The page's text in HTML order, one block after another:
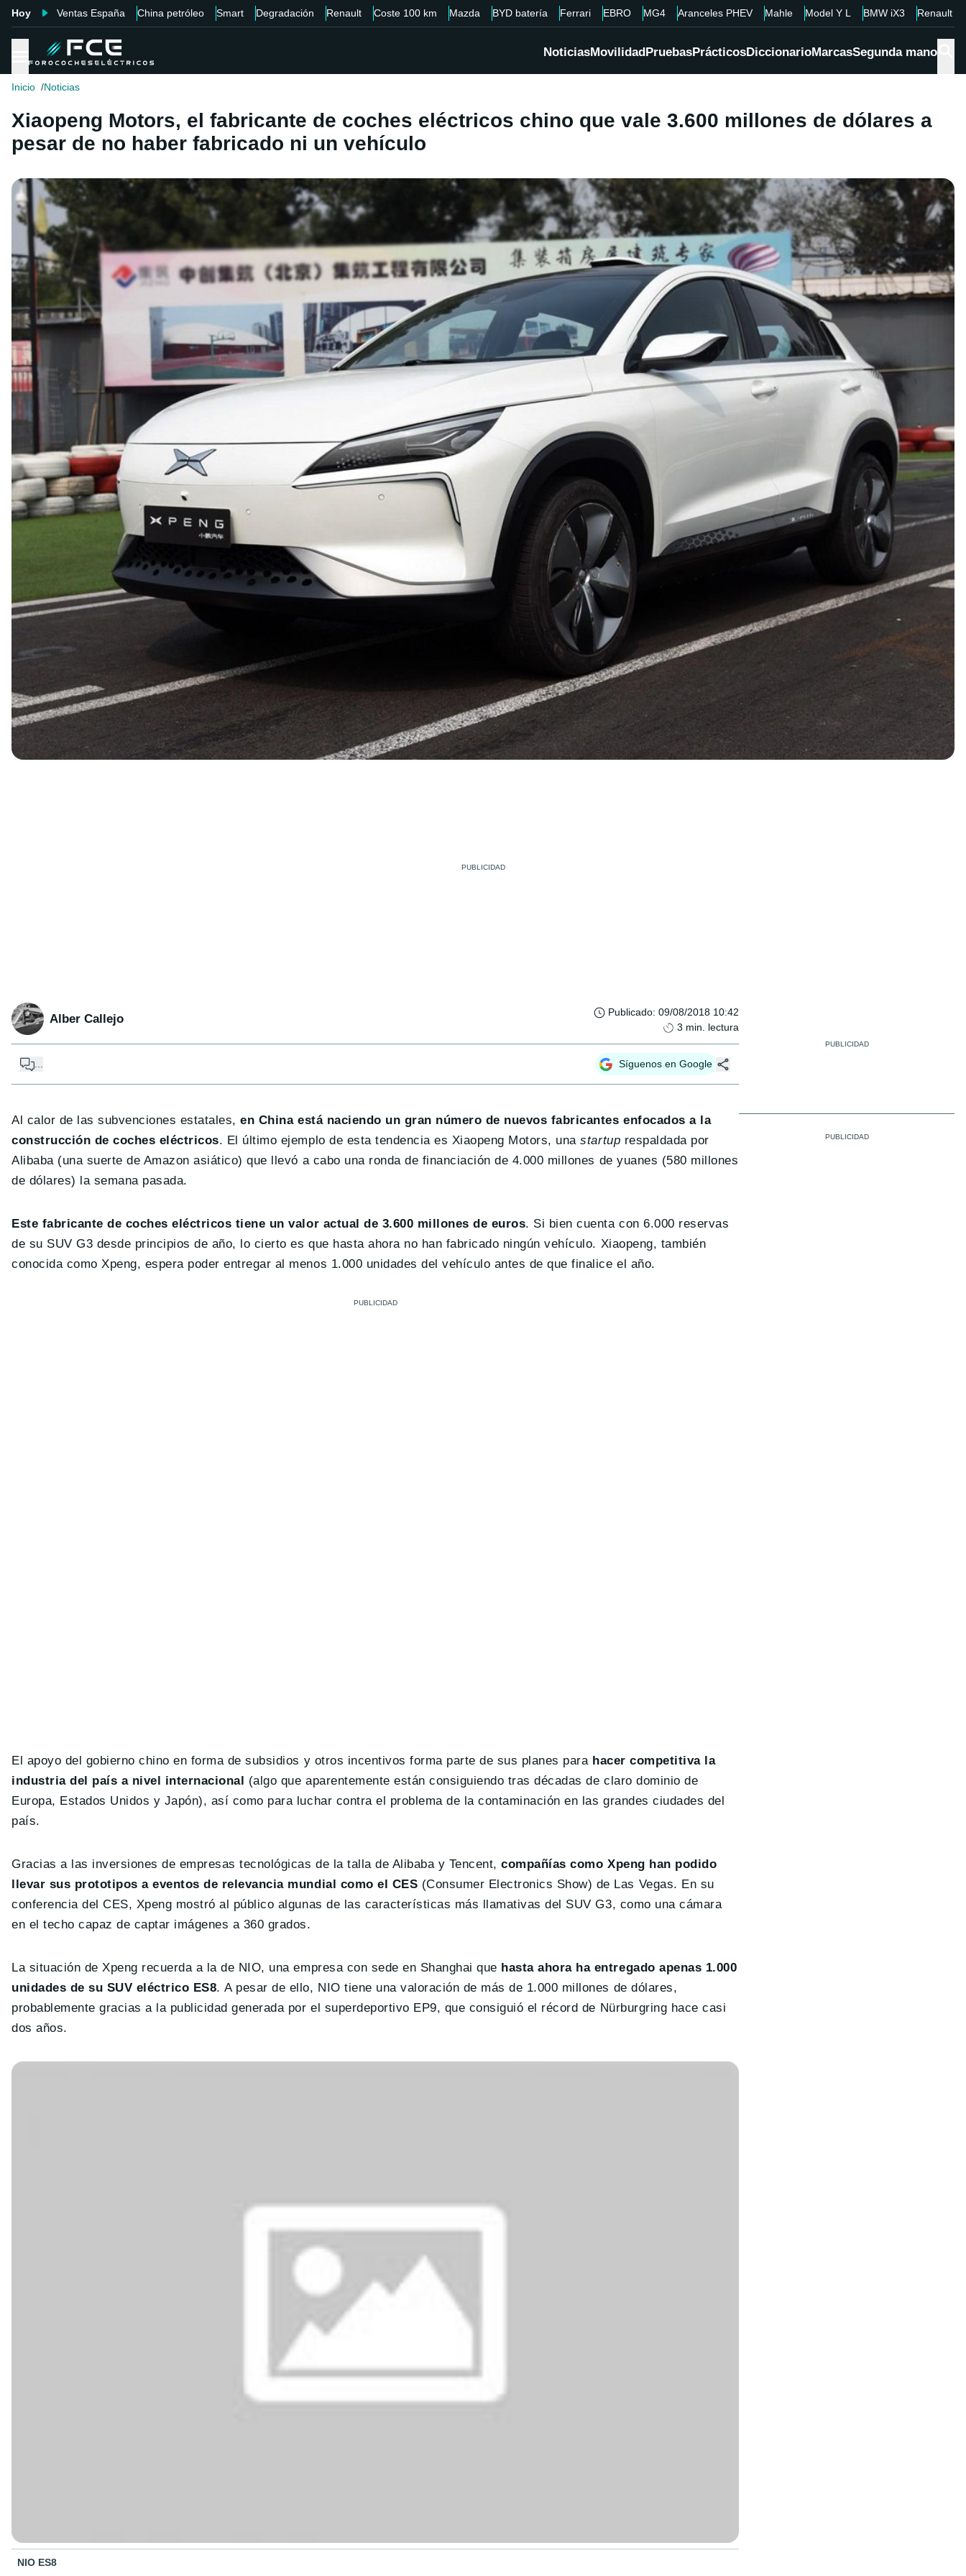
Hoy Ventas España China petróleo Smart Degradación Renault Coste 100 km Mazda BYD batería Ferrari EBRO MG4 Aranceles PHEV Mahle Model Y L BMW iX3 Renault
NoticiasMovilidadPruebasPrácticosDiccionarioMarcasSegunda mano
Inicio Noticias
Xiaopeng Motors, el fabricante de coches eléctricos chino que vale 3.600 millones de dólares a
pesar de no haber fabricado ni un vehículo
Alber Callejo Publicado: 09/08/2018 10:42
3 min. lectura
... Síguenos en Google
Al calor de las subvenciones estatales,en China está naciendo un gran número de nuevos fabricantes enfocados a la
construcción de coches eléctricos. El último ejemplo de esta tendencia es Xiaopeng Motors, unastartup respaldada por
Alibaba (una suerte de Amazon asiático) que llevó a cabo una ronda de financiación de 4.000 millones de yuanes (580 millones
de dólares) la semana pasada.
Este fabricante de coches eléctricos tiene un valor actual de 3.600 millones de euros. Si bien cuenta con 6.000 reservas
de su SUV G3 desde principios de año, lo cierto es que hasta ahora no han fabricado ningún vehículo. Xiaopeng, también
conocida como Xpeng, espera poder entregar al menos 1.000 unidades del vehículo antes de que finalice el año.
El apoyo del gobierno chino en forma de subsidios y otros incentivos forma parte de sus planes para hacer competitiva la
industria del país a nivel internacional
(algo que aparentemente están consiguiendo tras décadas de claro dominio de
Europa, Estados Unidos y Japón), así como para luchar contra el problema de la contaminación en las grandes ciudades del
país.
Gracias a las inversiones de empresas tecnológicas de la talla de Alibaba y Tencent,compañías como Xpeng han podido
llevar sus prototipos a eventos de relevancia mundial como el CES (Consumer Electronics Show) de Las Vegas. En su
conferencia del CES, Xpeng mostró al público algunas de las características más llamativas del SUV G3, como una cámara
en el techo capaz de captar imágenes a 360 grados.
La situación de Xpeng recuerda a la de NIO, una empresa con sede en Shanghai que hasta ahora ha entregado apenas 1.000
unidades de su SUV eléctrico ES8. A pesar de ello, NIO tiene una valoración de más de 1.000 millones de dólares,
probablemente gracias a la publicidad generada por el superdeportivo EP9, que consiguió el récord de Nürburgring hace casi
dos años.
NIO ES8